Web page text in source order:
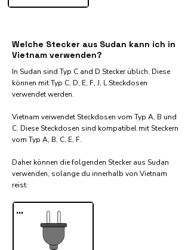
Welche Stecker aus Sudan kann ich in
Vietnam verwenden?
In Sudan sind Typ C and D Stecker üblich. Diese
können mit Typ C, D, E, F, J, L Steckdosen
verwendet werden.
Vietnam verwendet Steckdosen vom Typ A, B und
C. Diese Steckdosen sind kompatibel mit Steckern
vom Typ A, B, C, E, F.
Daher können die folgenden Stecker aus Sudan
verwenden, solange du innerhalb von Vietnam
reist:​
...